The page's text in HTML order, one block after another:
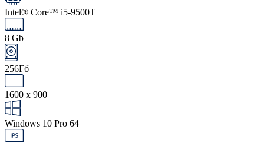
Intel® Core™ i5-9500T
8 Gb
256Гб
1600 x 900
Windows 10 Pro 64